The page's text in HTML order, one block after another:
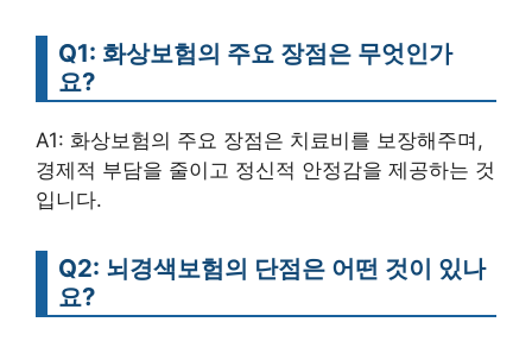
Q1: 화상보험의 주요 장점은 무엇인가
요?
A1: 화상보험의 주요 장점은 치료비를 보장해주며,
경제적 부담을 줄이고 정신적 안정감을 제공하는 것
입니다.
Q2: 뇌경색보험의 단점은 어떤 것이 있나
요?